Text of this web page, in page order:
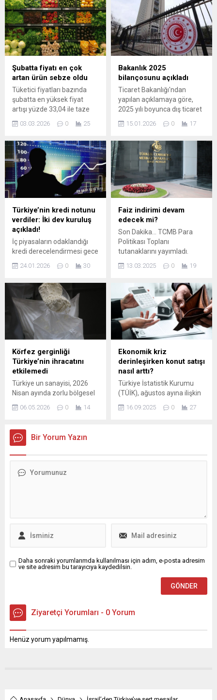
Şubatta fiyatı en çok
artan ürün sebze oldu
Tüketici fiyatları bazında
şubatta en yüksek fiyat
artışı yüzde 33,04 ile taze
veya soğutulmuş meyvesi
yenen sebzelerde
kabak gibi) gerçekleşirken
en çok ucuzlayan ürün
yüzde 32,44 ile hava yolu ile
yurt dışı yolcu taşımacılığı
olarak belirlendi.
03.03.2026 0 25
Bakanlık 2025
bilançosunu açıkladı
Ticaret Bakanlığı'ndan
yapılan açıklamaya göre,
2025 yılı boyunca dış ticaret
işlemlerine yönelik
gerçekleştirilen ikincil
incelemeleri ve müfettişler
tarafından yürütülen
sonradan kontrol
denetimleri tamamlandı. Bu
kapsamlı denetim ...
15.01.2026 0 17
Türkiye’nin kredi notunu
verdiler: İki dev kuruluş
açıkladı!
İç piyasaların odaklandığı
kredi derecelendirmesi gece
dünyasının iki dev ismi
Türkiye ekonomisine dair 24
Ocak 2026 tarihli beklenen
değerlendirmelerini paylaştı.
MOODY’S’TEN ENFLASYON
VE ...
24.01.2026 0 30
Faiz indirimi devam
edecek mi?
Son Dakika... TCMB Para
Politikası Toplanı
tutanaklarını yayımladı.
hizmet enflasyondaki
küresel belirsizliklerin faiz
indirimlerinde baskı
oluşturduğu aktarıldı.
13.03.2025 0 19
Körfez gerginliği
Türkiye’nin ihracatını
etkilemedi
Türkiye un sanayisi, 2026
Nisan ayında zorlu bölgesel
koşullara ve ekonomik
sıkıntılara rağmen ihracatını
Sektör temsilcileri, miktar
bazında ve döviz geliri
belirtiyor. Geçen yılın aynı
06.05.2026 0 14
Ekonomik kriz
derinleşirken konut satışı
nasıl arttı?
Türkiye İstatistik Kurumu
(TÜİK), ağustos ayına ilişkin
konut satışı istatistiklerini
açıkladı. Açıklanana göre,
16.09.2025 0 27
Bir Yorum Yazın
Daha sonraki yorumlarımda kullanılması için adım, e-posta adresim
ve site adresim bu tarayıcıya kaydedilsin.
Ziyaretçi Yorumları - 0 Yorum
Henüz yorum yapılmamış.